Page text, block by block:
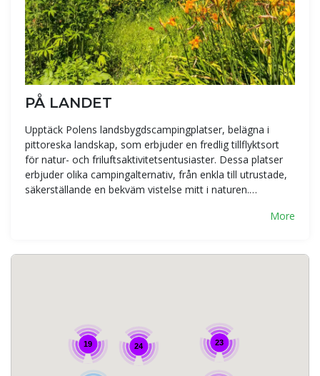
PÅ LANDET
Upptäck Polens landsbygdscampingplatser, belägna i
pittoreska landskap, som erbjuder en fredlig tillflyktsort
för natur- och friluftsaktivitetsentusiaster. Dessa platser
erbjuder olika campingalternativ, från enkla till utrustade,
säkerställande en bekväm vistelse mitt i naturen.…
More
23
19 24